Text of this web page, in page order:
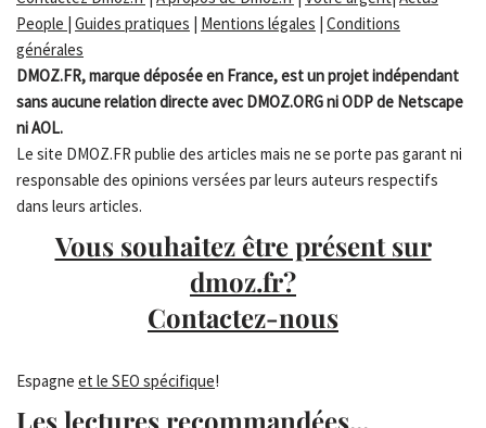
People | Guides pratiques | Mentions légales | Conditions
générales
DMOZ.FR, marque déposée en France, est un projet indépendant
sans aucune relation directe avec DMOZ.ORG ni ODP de Netscape
ni AOL.
Le site DMOZ.FR publie des articles mais ne se porte pas garant ni
responsable des opinions versées par leurs auteurs respectifs
dans leurs articles.
Vous souhaitez être présent sur
dmoz.fr?
Contactez-nous
Espagne et le SEO spécifique!
Les lectures recommandées...